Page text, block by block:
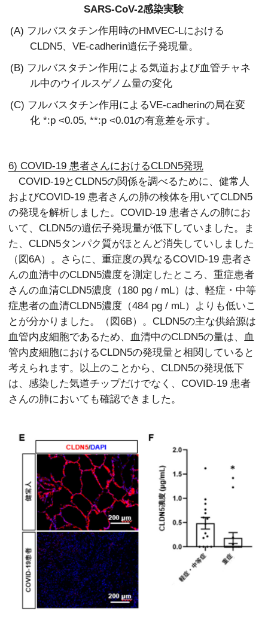
SARS-CoV-2感染実験
(A) フルバスタチン作用時のHMVEC-Lにおける
CLDN5、VE-cadherin遺伝子発現量。
(B) フルバスタチン作用による気道および血管チャネ
ル中のウイルスゲノム量の変化
(C) フルバスタチン作用によるVE-cadherinの局在変
化 *:p <0.05, **:p <0.01の有意差を示す。
6) COVID-19 患者さんにおけるCLDN5発現
COVID-19とCLDN5の関係を調べるために、健常人
およびCOVID-19 患者さんの肺の検体を用いてCLDN5
の発現を解析しました。COVID-19 患者さんの肺にお
いて、CLDN5の遺伝子発現量が低下していました。ま
た、CLDN5タンパク質がほとんど消失していしました
（図6A）。さらに、重症度の異なるCOVID-19 患者さ
んの血清中のCLDN5濃度を測定したところ、重症患者
さんの血清CLDN5濃度（180 pg / mL）は、軽症・中等
症患者の血清CLDN5濃度（484 pg / mL）よりも低いこ
とが分かりました。（図6B）。CLDN5の主な供給源は
血管内皮細胞であるため、血清中のCLDN5の量は、血
管内皮細胞におけるCLDN5の発現量と相関していると
考えられます。以上のことから、CLDN5の発現低下
は、感染した気道チップだけでなく、COVID-19 患者
さんの肺においても確認できました。